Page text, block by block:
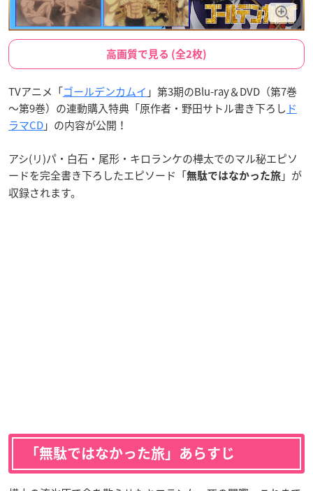
高画質で見る (全2枚)
TVアニメ「ゴールデンカムイ 」第3期のBlu-ray＆DVD（第7巻
～第9巻）の連動購入特典「原作者・野田サトル書き下ろし ド
ラマCD」の内容が公開！
アシ(リ)パ・白石・尾形・キロランケの樺太でのマル秘エピソ
ードを完全書き下ろしたエピソード「無駄ではなかった旅 」が
収録されます。
「無駄ではなかった旅」あらすじ